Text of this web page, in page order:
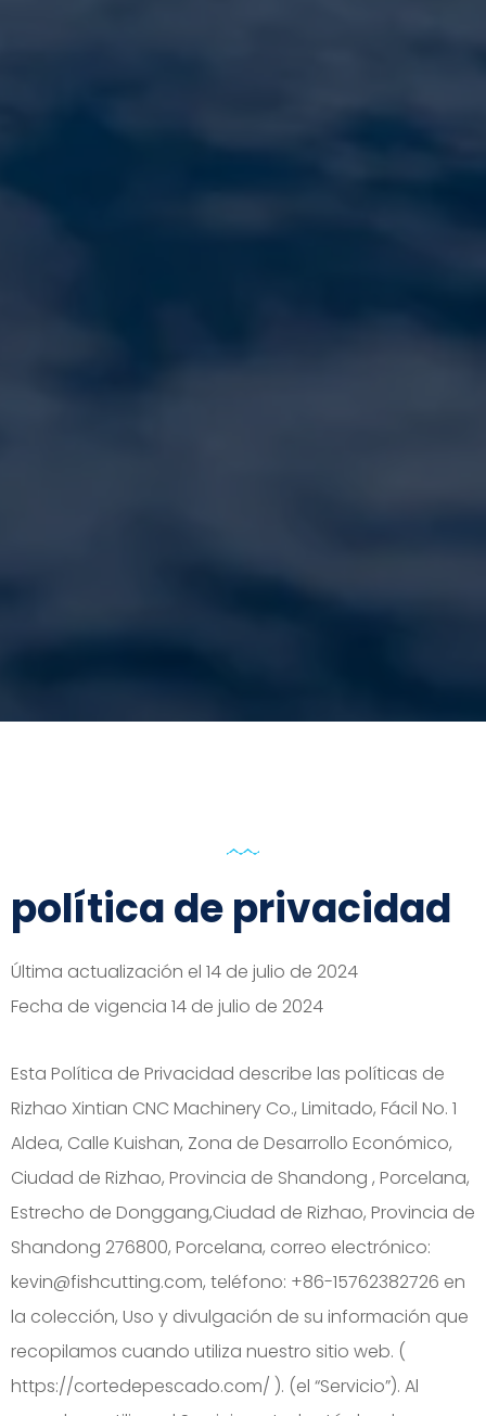
política de privacidad
Última actualización el 14 de julio de 2024
Fecha de vigencia 14 de julio de 2024
Esta Política de Privacidad describe las políticas de
Rizhao Xintian CNC Machinery Co., Limitado, Fácil No. 1
Aldea, Calle Kuishan, Zona de Desarrollo Económico,
Ciudad de Rizhao, Provincia de Shandong , Porcelana,
Estrecho de Donggang,Ciudad de Rizhao, Provincia de
Shandong 276800, Porcelana, correo electrónico:
kevin@fishcutting.com, teléfono: +86-15762382726 en
la colección, Uso y divulgación de su información que
recopilamos cuando utiliza nuestro sitio web. (
https://cortedepescado.com/ ). (el “Servicio”). Al